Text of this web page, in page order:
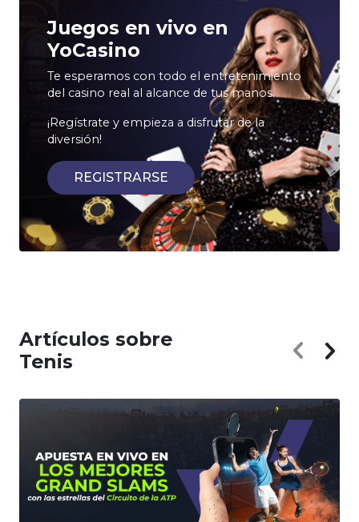
Juegos en vivo en
YoCasino
Te esperamos con todo el entretenimiento
del casino real al alcance de tus manos.
¡Regístrate y empieza a disfrutar de la
diversión!
REGISTRARSE
Artículos sobre
Tenis